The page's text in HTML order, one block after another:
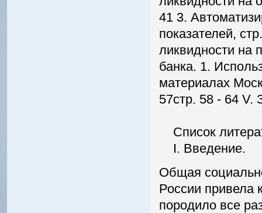
41 3.
показателей,
ликвидности на
банка. 1.
материалах
57стр. 58 - 64 V.
Список
I. Введение.
Общая
России привела
породило все